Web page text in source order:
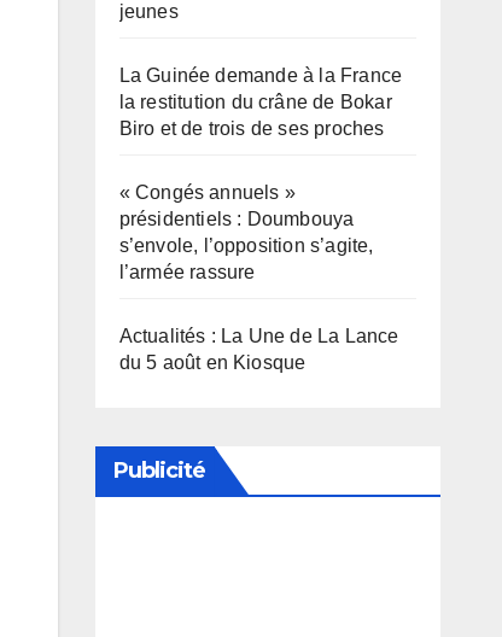
jeunes
La Guinée demande à la France
la restitution du crâne de Bokar
Biro et de trois de ses proches
« Congés annuels »
présidentiels : Doumbouya
s’envole, l’opposition s’agite,
l’armée rassure
Actualités : La Une de La Lance
du 5 août en Kiosque
Publicité